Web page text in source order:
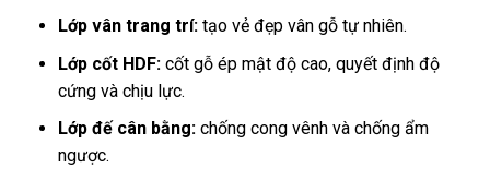
Lớp vân trang trí: tạo vẻ đẹp vân gỗ tự nhiên.
Lớp cốt HDF: cốt gỗ ép mật độ cao, quyết định độ
cứng và chịu lực.
Lớp đế cân bằng: chống cong vênh và chống ẩm
ngược.